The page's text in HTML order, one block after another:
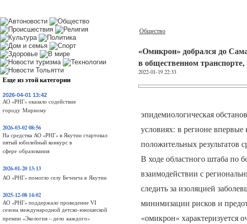
Еще из этой категории
2026-04-01 13:42
АО «РНГ» оказало содействие
городу Мирному
2026-03-02 08:56
На средства АО «РНГ» в Якутии стартовал
пятый юбилейный конкурс в
сфере образования
2026-01-20 13:13
АО «РНГ» помогло селу Беченча в Якутии
2025-12-08 14:02
АО «РНГ» поддержало проведение VI
сезона международной детско-юношеской
премии «Экология – дело каждого»
Общество
«Омикрон» добрался до
в общественном
2022-01-19 22:33
эпидемиологическая
условиях: в регионе
положительных результатов
В ходе областного штаба по
взаимодействии с
следить за изоляцией
минимизации рисков и
«омикрон» характеризуется